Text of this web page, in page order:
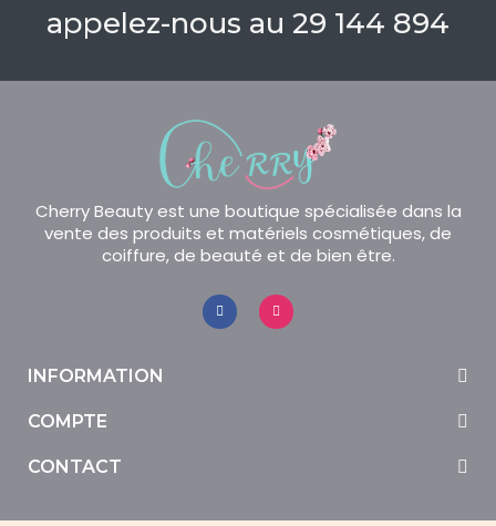
appelez-nous au 29 144 894
Cherry Beauty est une boutique spécialisée dans la
vente des produits et matériels cosmétiques, de
coiffure, de beauté et de bien être.
INFORMATION
COMPTE
CONTACT